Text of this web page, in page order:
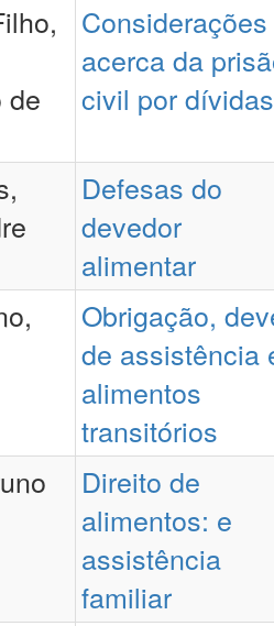
de
Considerações
acerca da
civil por dívidas
Defesas do
devedor
alimentar
Obrigação,
de assistência
alimentos
transitórios
Direito de
alimentos: e
assistência
familiar